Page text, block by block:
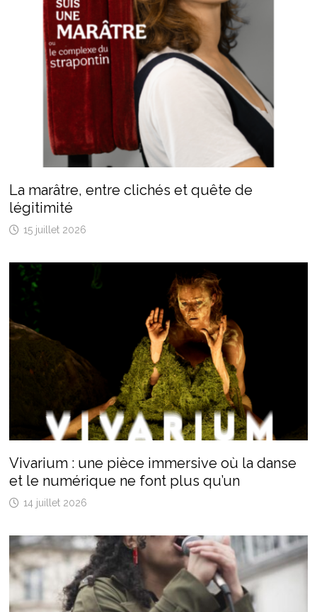
La marâtre, entre clichés et quête de
légitimité
15 juillet 2026
Vivarium : une pièce immersive où la danse
et le numérique ne font plus qu’un
14 juillet 2026